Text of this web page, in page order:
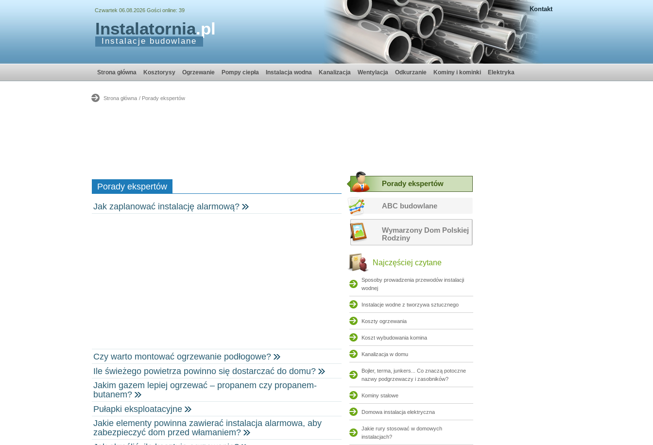
Czwartek 06.08.2026 Gości online: 39
Instalatornia.pl
Instalacje budowlane
Kontakt
Strona główna Kosztorysy Ogrzewanie Pompy ciepła Instalacja wodna Kanalizacja Wentylacja Odkurzanie Kominy i kominki Elektryka
Strona główna / Porady ekspertów
Porady ekspertów
Jak zaplanować instalację alarmową?
Czy warto montować ogrzewanie podłogowe?
Ile świeżego powietrza powinno się dostarczać do domu?
Jakim gazem lepiej ogrzewać – propanem czy propanem-
butanem?
Pułapki eksploatacyjne
Jakie elementy powinna zawierać instalacja alarmowa, aby
zabezpieczyć dom przed włamaniem?
Porady ekspertów
ABC budowlane
Wymarzony Dom Polskiej
Rodziny
Najczęściej czytane
Sposoby prowadzenia przewodów instalacji
wodnej
Instalacje wodne z tworzywa sztucznego
Koszty ogrzewania
Koszt wybudowania komina
Kanalizacja w domu
Bojler, terma, junkers... Co znaczą potoczne
nazwy podgrzewaczy i zasobników?
Kominy stalowe
Domowa instalacja elektryczna
Jakie rury stosować w domowych
instalacjach?